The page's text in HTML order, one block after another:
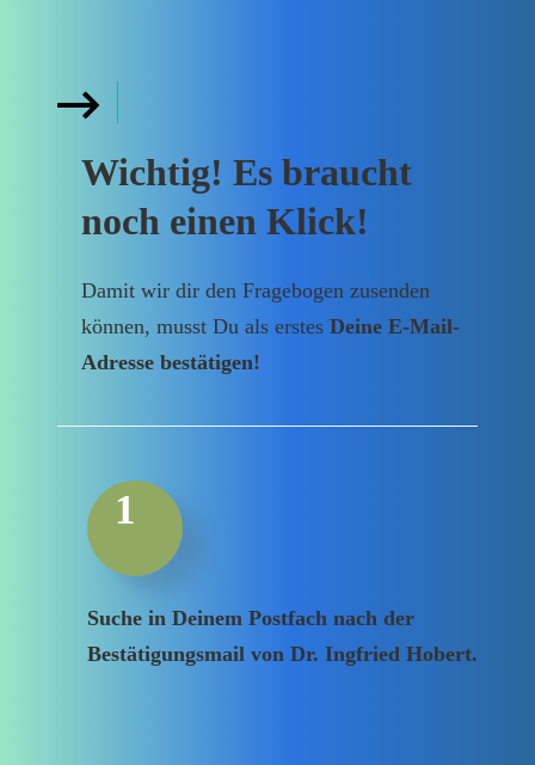
Wichtig! Es braucht
noch einen Klick!
Damit wir dir den Fragebogen zusenden
können, musst Du als erstes Deine E-Mail-
Adresse bestätigen!
1
Suche in Deinem Postfach nach der
Bestätigungsmail von Dr. Ingfried Hobert.